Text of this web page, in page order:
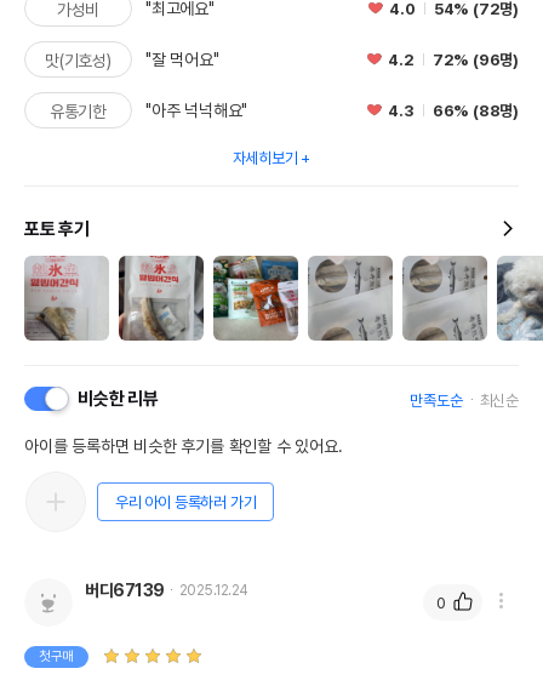
가성비 "최고에요" 4.0 54% (72명)
맛(기호성) "잘 먹어요" 4.2 72% (96명)
유통기한 "아주 넉넉해요" 4.3 66% (88명)
자세히보기
포토 후기
비슷한 리뷰 만족도순 최신순
아이를 등록하면 비슷한 후기를 확인할 수 있어요.
우리 아이 등록하러 가기
버디67139 2025.12.24
첫구매
0